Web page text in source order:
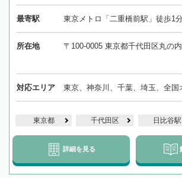
最寄駅 東京メトロ「二重橋前駅」徒歩1分
所在地 〒100-0005 東京都千代田区丸の
対応エリア 東京、神奈川、千葉、埼玉、全国
東京都 千代田区 日比谷駅
詳細を見る